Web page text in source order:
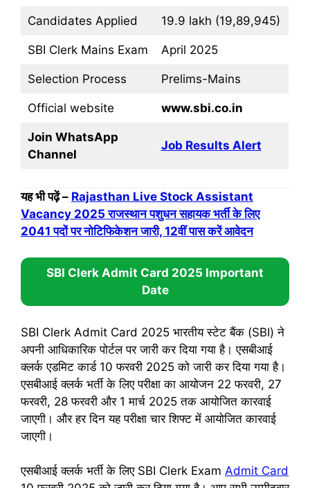
Candidates Applied 19.9 lakh (19,89,945)
SBI Clerk Mains Exam April 2025
Selection Process Prelims-Mains
Official website www.sbi.co.in
Join WhatsApp
Channel
Job Results Alert
यह भी पढ़ें – Rajasthan Live Stock Assistant
Vacancy 2025 राजस्थान पशुधन सहायक भर्ती के लिए
2041 पदों पर नोटिफिकेशन जारी, 12वीं पास करें आवेदन
SBI Clerk Admit Card 2025 Important
Date
SBI Clerk Admit Card 2025 भारतीय स्टेट बैंक (SBI) ने
अपनी आधिकारिक पोर्टल पर जारी कर दिया गया है। एसबीआई
क्लर्क एडमिट कार्ड 10 फरवरी 2025 को जारी कर दिया गया है।
एसबीआई क्लर्क भर्ती के लिए परीक्षा का आयोजन 22 फरवरी, 27
फरवरी, 28 फरवरी और 1 मार्च 2025 तक आयोजित कारवाई
जाएगी। और हर दिन यह परीक्षा चार शिफ्ट में आयोजित कारवाई
जाएगी।
एसबीआई क्लर्क भर्ती के लिए SBI Clerk Exam Admit Card